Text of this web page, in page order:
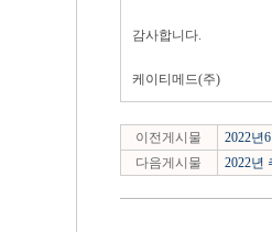
감사합니다.
케이티메드(주)
이전게시물
2022년
다음게시물
2022년